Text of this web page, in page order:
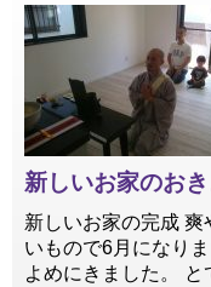
新しいお家のお
新しいお家の完成
いもので6月になり
よめにきました。